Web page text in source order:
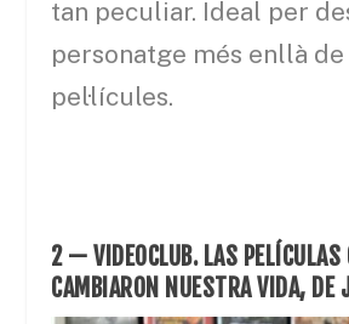
tan peculiar. Ideal per
personatge més enllà de
pel·lícules.
2 — VIDEOCLUB. LAS PELÍCULAS
CAMBIARON NUESTRA VIDA, DE